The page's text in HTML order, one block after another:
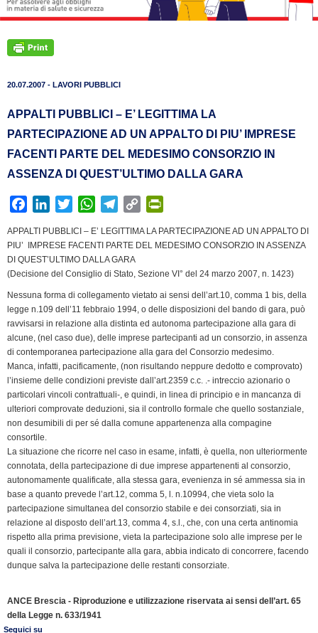
20.07.2007 - LAVORI PUBBLICI
APPALTI PUBBLICI – E’ LEGITTIMA LA
PARTECIPAZIONE AD UN APPALTO DI PIU’ IMPRESE
FACENTI PARTE DEL MEDESIMO CONSORZIO IN
ASSENZA DI QUEST’ULTIMO DALLA GARA
c
e
b
o
k
n
k
e
I
n
i
t
t
e
r
W
a
t
s
p
p
l
e
g
a
m
C
p
L
n
k
i
t
F
r
i
e
n
d
l
y
APPALTI PUBBLICI – E’ LEGITTIMA LA PARTECIPAZIONE AD UN APPALTO DI
PIU’ IMPRESE FACENTI PARTE DEL MEDESIMO CONSORZIO IN ASSENZA
DI QUEST’ULTIMO DALLA GARA
(Decisione del Consiglio di Stato, Sezione VI° del 24 marzo 2007, n. 1423)
Nessuna forma di collegamento vietato ai sensi dell’art.10, comma 1 bis, della
legge n.109 dell’11 febbraio 1994, o delle disposizioni del bando di gara, può
ravvisarsi in relazione alla distinta ed autonoma partecipazione alla gara di
alcune, (nel caso due), delle imprese partecipanti ad un consorzio, in assenza
di contemporanea partecipazione alla gara del Consorzio medesimo.
Manca, infatti, pacificamente, (non risultando neppure dedotto e comprovato)
l’insieme delle condizioni previste dall’art.2359 c.c. .- intreccio azionario o
particolari vincoli contrattuali-, e quindi, in linea di principio e in mancanza di
ulteriori comprovate deduzioni, sia il controllo formale che quello sostanziale,
non desumibili di per sé dalla comune appartenenza alla compagine
consortile.
La situazione che ricorre nel caso in esame, infatti, è quella, non ulteriormente
connotata, della partecipazione di due imprese appartenenti al consorzio,
autonomamente qualificate, alla stessa gara, evenienza in sé ammessa sia in
base a quanto prevede l’art.12, comma 5, l. n.10994, che vieta solo la
partecipazione simultanea del consorzio stabile e dei consorziati, sia in
relazione al disposto dell’art.13, comma 4, s.l., che, con una certa antinomia
rispetto alla prima previsione, vieta la partecipazione solo alle imprese per le
quali il consorzio, partecipante alla gara, abbia indicato di concorrere, facendo
dunque salva la partecipazione delle restanti consorziate.
ANCE Brescia - Riproduzione e utilizzazione riservata ai sensi dell’art. 65
della Legge n. 633/1941
Seguici su